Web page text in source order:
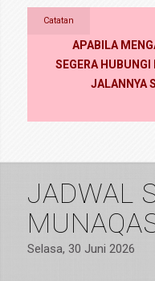
Catatan
APABILA
SEGERA
JALANNYA
JADWAL
Selasa, 30 Juni 2026